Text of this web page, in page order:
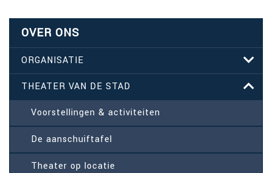
OVER ONS
ORGANISATIE
THEATER VAN DE STAD
Voorstellingen & activiteiten
De aanschuiftafel
Theater op locatie